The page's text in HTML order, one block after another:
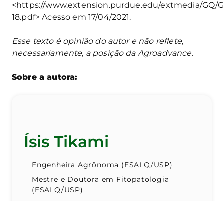
<https://www.extension.purdue.edu/extmedia/GQ/
18.pdf> Acesso em 17/04/2021.
Esse texto é opinião do autor e não reflete,
necessariamente, a posição da Agroadvance.
Sobre a autora:
Ísis Tikami
Engenheira Agrônoma (ESALQ/USP)
Mestre e Doutora em Fitopatologia
(ESALQ/USP)